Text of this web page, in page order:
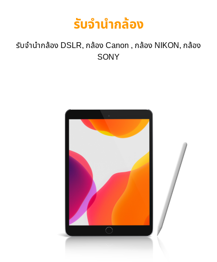
รับจำนำกล้อง
รับจำนำกล้อง DSLR, กล้อง Canon , กล้อง NIKON, กล้อง
SONY